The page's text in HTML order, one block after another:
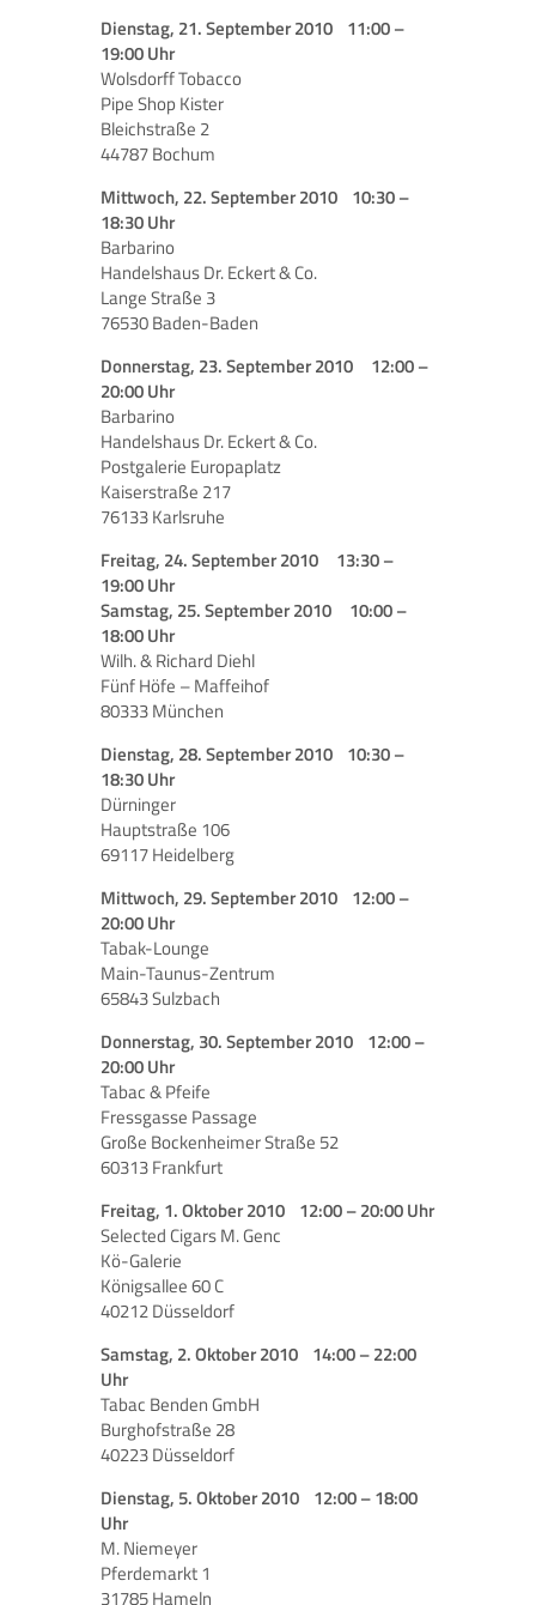
Dienstag, 21. September 2010 11:00 –
19:00 Uhr
Wolsdorff Tobacco
Pipe Shop Kister
Bleichstraße 2
44787 Bochum
Mittwoch, 22. September 2010 10:30 –
18:30 Uhr
Barbarino
Handelshaus Dr. Eckert & Co.
Lange Straße 3
76530 Baden-Baden
Donnerstag, 23. September 2010 12:00 –
20:00 Uhr
Barbarino
Handelshaus Dr. Eckert & Co.
Postgalerie Europaplatz
Kaiserstraße 217
76133 Karlsruhe
Freitag, 24. September 2010 13:30 –
19:00 Uhr
Samstag, 25. September 2010 10:00 –
18:00 Uhr
Wilh. & Richard Diehl
Fünf Höfe – Maffeihof
80333 München
Dienstag, 28. September 2010 10:30 –
18:30 Uhr
Dürninger
Hauptstraße 106
69117 Heidelberg
Mittwoch, 29. September 2010 12:00 –
20:00 Uhr
Tabak-Lounge
Main-Taunus-Zentrum
65843 Sulzbach
Donnerstag, 30. September 2010 12:00 –
20:00 Uhr
Tabac & Pfeife
Fressgasse Passage
Große Bockenheimer Straße 52
60313 Frankfurt
Freitag, 1. Oktober 2010 12:00 – 20:00 Uhr
Selected Cigars M. Genc
Kö-Galerie
Königsallee 60 C
40212 Düsseldorf
Samstag, 2. Oktober 2010 14:00 – 22:00
Uhr
Tabac Benden GmbH
Burghofstraße 28
40223 Düsseldorf
Dienstag, 5. Oktober 2010 12:00 – 18:00
Uhr
M. Niemeyer
Pferdemarkt 1
31785 Hameln